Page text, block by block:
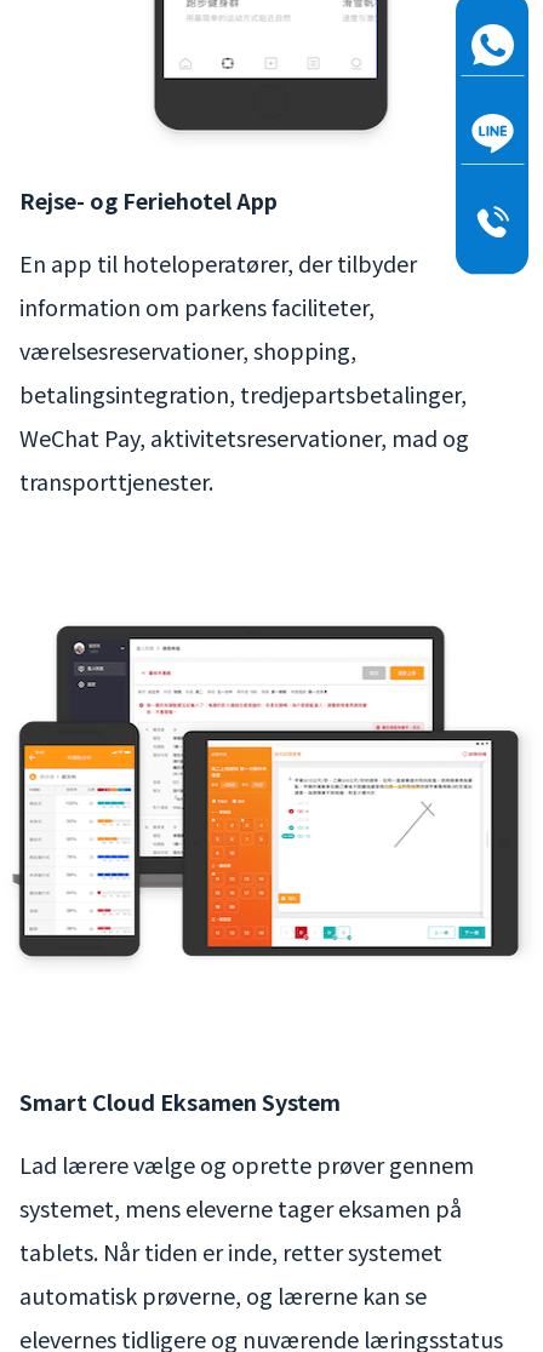
Rejse- og Feriehotel App
En app til hoteloperatører, der tilbyder
information om parkens faciliteter,
værelsesreservationer, shopping,
betalingsintegration, tredjepartsbetalinger,
WeChat Pay, aktivitetsreservationer, mad og
transporttjenester.
Smart Cloud Eksamen System
Lad lærere vælge og oprette prøver gennem
systemet, mens eleverne tager eksamen på
tablets. Når tiden er inde, retter systemet
automatisk prøverne, og lærerne kan se
elevernes tidligere og nuværende læringsstatus